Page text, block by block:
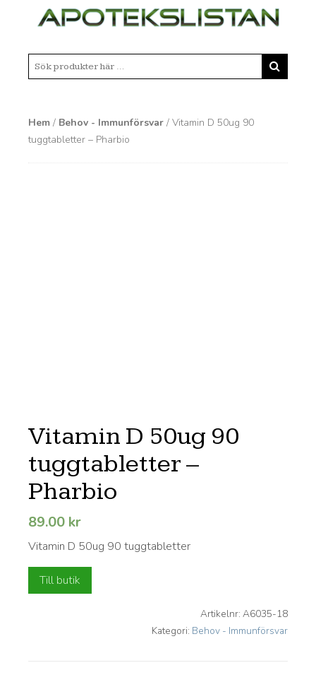
Hem / Behov - Immunförsvar / Vitamin D 50ug 90
tuggtabletter – Pharbio
Vitamin D 50ug 90
tuggtabletter –
Pharbio
89.00 kr
Vitamin D 50ug 90 tuggtabletter
Till butik
Artikelnr: A6035-18
Kategori: Behov - Immunförsvar